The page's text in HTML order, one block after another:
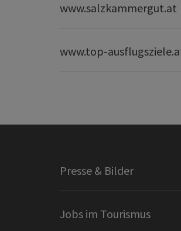
www.salzkammergut.at
www.top-
Presse & Bilder
Jobs im Tourismus